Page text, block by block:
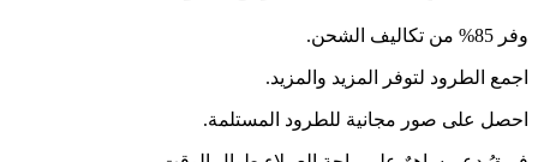
وفر 85% من تكاليف الشحن.
اجمع الطرود لتوفر المزيد والمزيد.
احصل على صور مجانية للطرود المستلمة.